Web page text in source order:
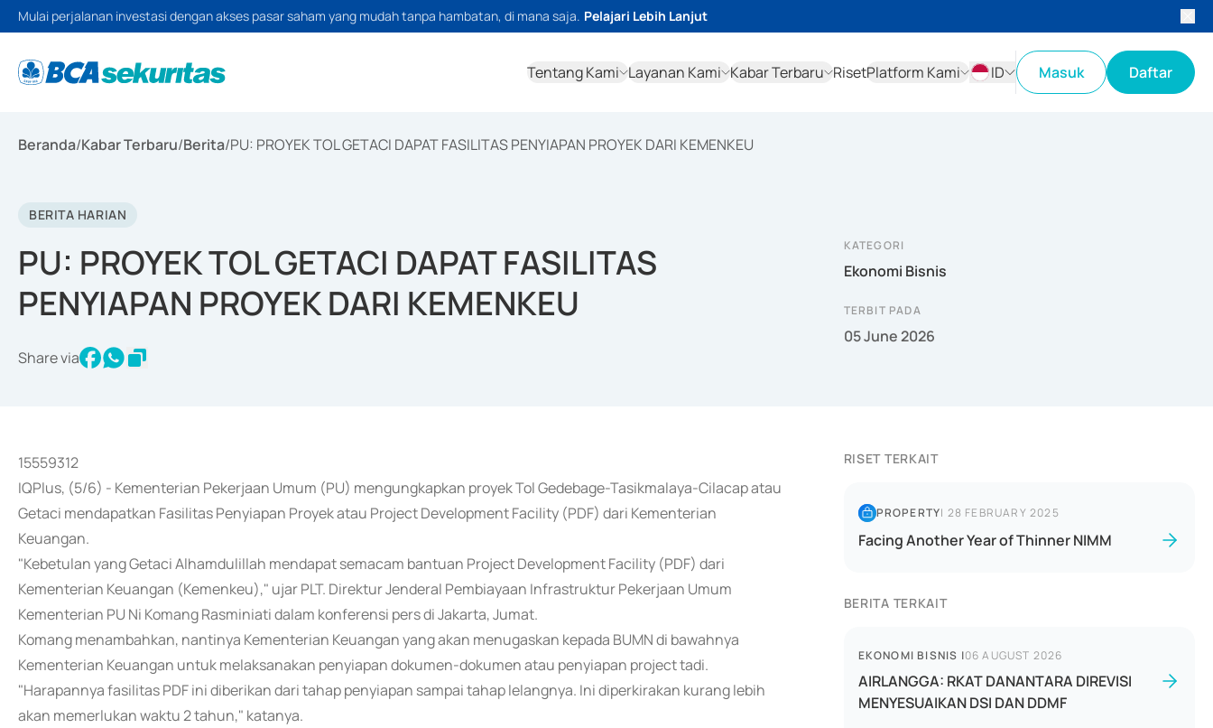
Mulai perjalanan investasi dengan akses pasar saham yang mudah tanpa hambatan, di mana saja. Pelajari Lebih Lanjut
Tentang Kami Layanan Kami Kabar Terbaru RisetPlatform Kami
ID
Masuk Daftar
Beranda/Kabar Terbaru/Berita/PU: PROYEK TOL GETACI DAPAT FASILITAS PENYIAPAN PROYEK DARI KEMENKEU
BERITA HARIAN
PU: PROYEK TOL GETACI DAPAT FASILITAS
PENYIAPAN PROYEK DARI KEMENKEU
Share via
KATEGORI
Ekonomi Bisnis
TERBIT PADA
05 June 2026
15559312
IQPlus, (5/6) - Kementerian Pekerjaan Umum (PU) mengungkapkan proyek Tol Gedebage-Tasikmalaya-Cilacap atau
Getaci mendapatkan Fasilitas Penyiapan Proyek atau Project Development Facility (PDF) dari Kementerian
Keuangan.
"Kebetulan yang Getaci Alhamdulillah mendapat semacam bantuan Project Development Facility (PDF) dari
Kementerian Keuangan (Kemenkeu)," ujar PLT. Direktur Jenderal Pembiayaan Infrastruktur Pekerjaan Umum
Kementerian PU Ni Komang Rasminiati dalam konferensi pers di Jakarta, Jumat.
Komang menambahkan, nantinya Kementerian Keuangan yang akan menugaskan kepada BUMN di bawahnya
Kementerian Keuangan untuk melaksanakan penyiapan dokumen-dokumen atau penyiapan project tadi.
"Harapannya fasilitas PDF ini diberikan dari tahap penyiapan sampai tahap lelangnya. Ini diperkirakan kurang lebih
akan memerlukan waktu 2 tahun," katanya.
RISET TERKAIT
PROPERTY| 28 FEBRUARY 2025
Facing Another Year of Thinner NIMM
BERITA TERKAIT
EKONOMI BISNIS |06 AUGUST 2026
AIRLANGGA: RKAT DANANTARA DIREVISI
MENYESUAIKAN DSI DAN DDMF